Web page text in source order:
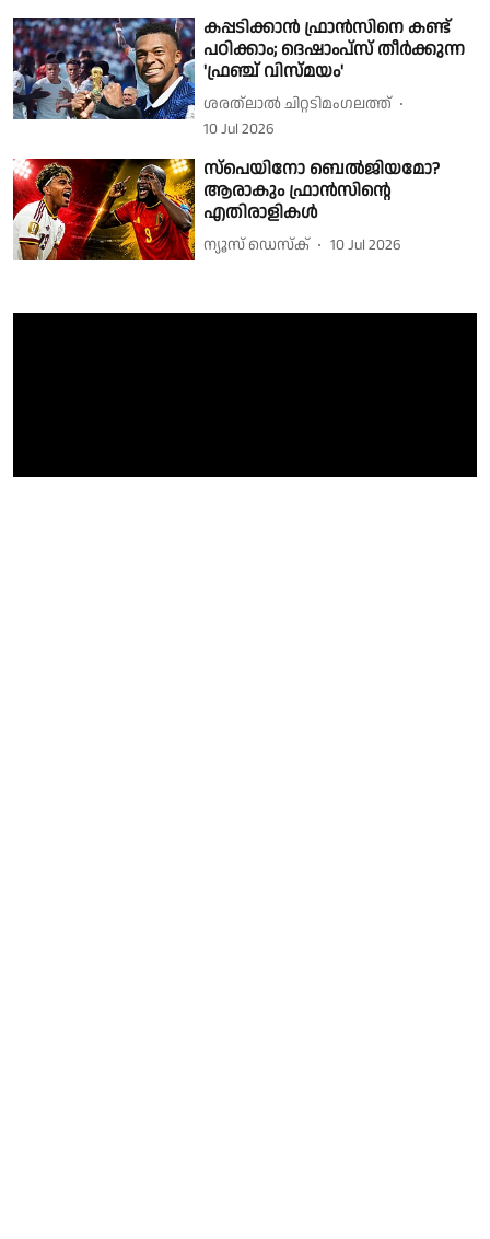
കപ്പടിക്കാൻ ഫ്രാൻസിനെ കണ്ട്
പഠിക്കാം; ദെഷാംപ്സ് തീർക്കുന്ന
'ഫ്രഞ്ച് വിസ്മയം'
ശരത്‌ലാൽ ചിറ്റടിമംഗലത്ത്
10 Jul 2026
സ്പെയിനോ ബെല്‍ജിയമോ?
ആരാകും ഫ്രാന്‍സിന്റെ
എതിരാളികള്‍
ന്യൂസ് ഡെസ്ക് 10 Jul 2026